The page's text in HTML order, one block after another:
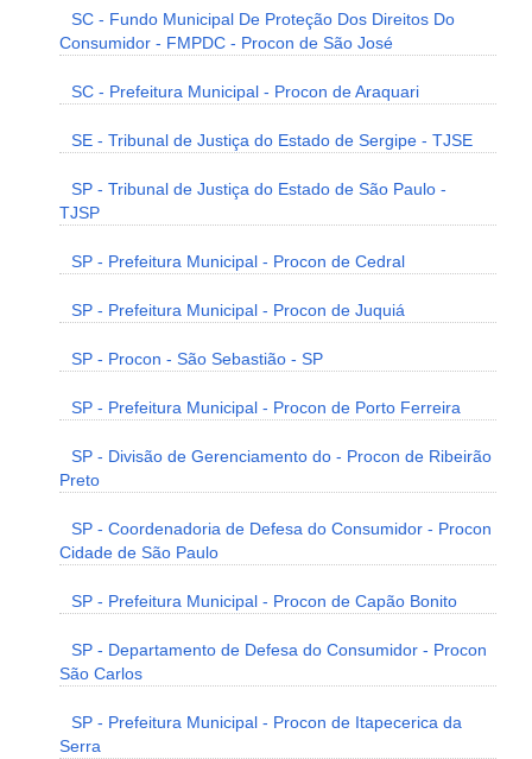
SC - Fundo Municipal De Proteção Dos Direitos Do
Consumidor - FMPDC - Procon de São José
SC - Prefeitura Municipal - Procon de Araquari
SE - Tribunal de Justiça do Estado de Sergipe - TJSE
SP - Tribunal de Justiça do Estado de São Paulo -
TJSP
SP - Prefeitura Municipal - Procon de Cedral
SP - Prefeitura Municipal - Procon de Juquiá
SP - Procon - São Sebastião - SP
SP - Prefeitura Municipal - Procon de Porto Ferreira
SP - Divisão de Gerenciamento do - Procon de Ribeirão
Preto
SP - Coordenadoria de Defesa do Consumidor - Procon
Cidade de São Paulo
SP - Prefeitura Municipal - Procon de Capão Bonito
SP - Departamento de Defesa do Consumidor - Procon
São Carlos
SP - Prefeitura Municipal - Procon de Itapecerica da
Serra